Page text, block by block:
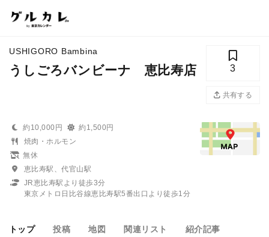
USHIGORO Bambina
うしごろバンビーナ 恵比寿店 3
共有する
約10,000円
約1,500円
焼肉・ホルモン
無休
恵比寿駅、代官山駅
JR恵比寿駅より徒歩3分
東京メトロ日比谷線恵比寿駅5番出口より徒歩1分
トップ 投稿 地図 関連リスト 紹介記事